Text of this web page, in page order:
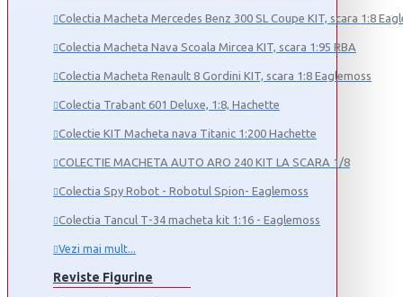
Colectia Macheta Mercedes Benz 300 SL Coupe KIT, scara 1:8
Colectia Macheta Nava Scoala Mircea KIT, scara 1:95 RBA
Colectia Macheta Renault 8 Gordini KIT, scara 1:8 Eaglemoss
Colectia Trabant 601 Deluxe, 1:8, Hachette
Colectie KIT Macheta nava Titanic 1:200 Hachette
COLECTIE MACHETA AUTO ARO 240 KIT LA SCARA 1/8
Colectia Spy Robot - Robotul Spion- Eaglemoss
Colectia Tancul Т-34 macheta kit 1:16 - Eaglemoss
Vezi mai mult...
Reviste Figurine